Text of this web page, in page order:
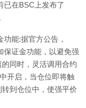
已在BSC上发布了
能:据官方公告，
保证金功能，以避免强
同时，灵活调用合约
开启，当仓位即将触
到仓位中，使强平价